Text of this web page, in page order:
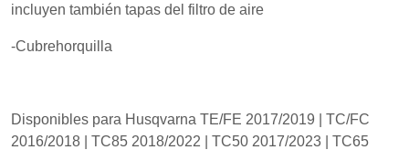
incluyen también tapas del filtro de aire
-Cubrehorquilla
Disponibles para Husqvarna TE/FE 2017/2019 | TC/FC
2016/2018 | TC85 2018/2022 | TC50 2017/2023 | TC65